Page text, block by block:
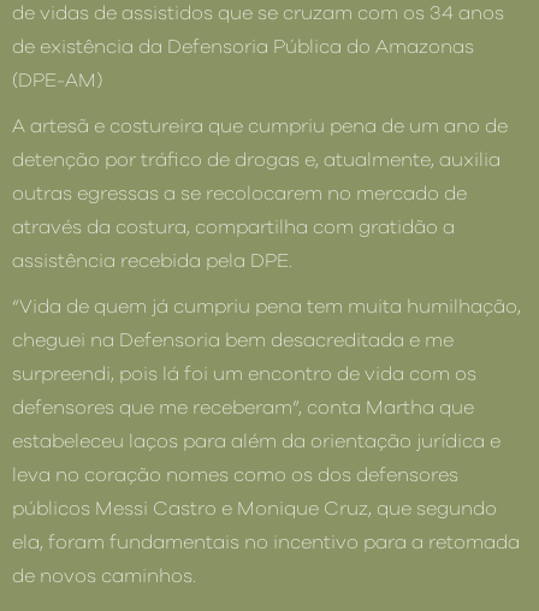
de vidas de assistidos que se cruzam com os 34 anos
de existência da Defensoria Pública do Amazonas
(DPE-AM)
A artesã e costureira que cumpriu pena de um ano de
detenção por tráfico de drogas e, atualmente, auxilia
outras egressas a se recolocarem no mercado de
através da costura, compartilha com gratidão a
assistência recebida pela DPE.
“Vida de quem já cumpriu pena tem muita humilhação,
cheguei na Defensoria bem desacreditada e me
surpreendi, pois lá foi um encontro de vida com os
defensores que me receberam”, conta Martha que
estabeleceu laços para além da orientação jurídica e
leva no coração nomes como os dos defensores
públicos Messi Castro e Monique Cruz, que segundo
ela, foram fundamentais no incentivo para a retomada
de novos caminhos.